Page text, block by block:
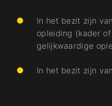
In het bezit zijn
opleiding (kader
gelijkwaardige
In het bezit zijn